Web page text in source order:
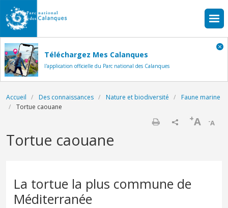
Aller au contenu principal
Téléchargez Mes Calanques
l'application officielle du Parc national des Calanques
Fil d'Ariane
Accueil Des connaissances Nature et biodiversité
Faune marine
Tortue caouane
-A
+A
Tortue caouane
La tortue la plus commune de
Méditerranée